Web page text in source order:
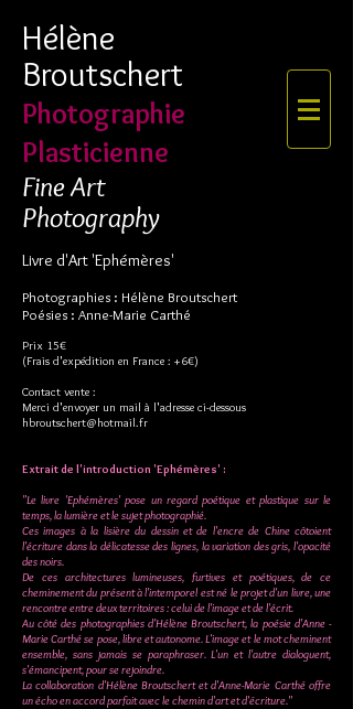
Hélène
Broutschert
Photographie
Plasticienne
Fine Art
Photography
Livre d'Art 'Ephémères'
Photographies : Hélène Broutschert
Poésies : Anne-Marie Carthé
Prix 15€
(Frais d'expédition en France : +6€)
Contact vente :
Merci d'envoyer un mail à l'adresse ci-dessous
hbroutschert@hotmail.fr
Extrait de l'introduction 'Ephémères' :
"Le livre 'Ephémères' pose un regard poétique et plastique sur le
temps, la lumière et le sujet photographié.
Ces images à la lisière du dessin et de l'encre de Chine côtoient
l'écriture dans la délicatesse des lignes, la variation des gris, l'opacité
des noirs.
De ces architectures lumineuses, furtives et poétiques, de ce
cheminement du présent à l'intemporel est né le projet d'un livre, une
rencontre entre deux territoires : celui de l'image et de l'écrit.
Au côté des photographies d'Hélène Broutschert, la poésie d'Anne -
Marie Carthé se pose, libre et autonome. L'image et le mot cheminent
ensemble, sans jamais se paraphraser. L'un et l'autre dialoguent,
s'émancipent, pour se rejoindre.
La collaboration d'Hélène Broutschert et d'Anne-Marie Carthé offre
un écho en accord parfait avec le chemin d'art et d'écriture."